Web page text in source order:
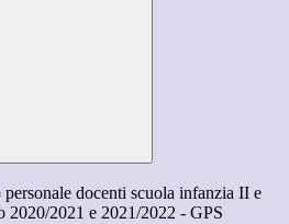
docenti scuola infanzia II e
2020/2021 e 2021/2022 - GPS